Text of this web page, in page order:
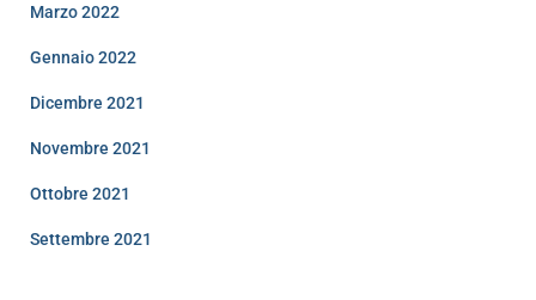
Marzo 2022
Gennaio 2022
Dicembre 2021
Novembre 2021
Ottobre 2021
Settembre 2021